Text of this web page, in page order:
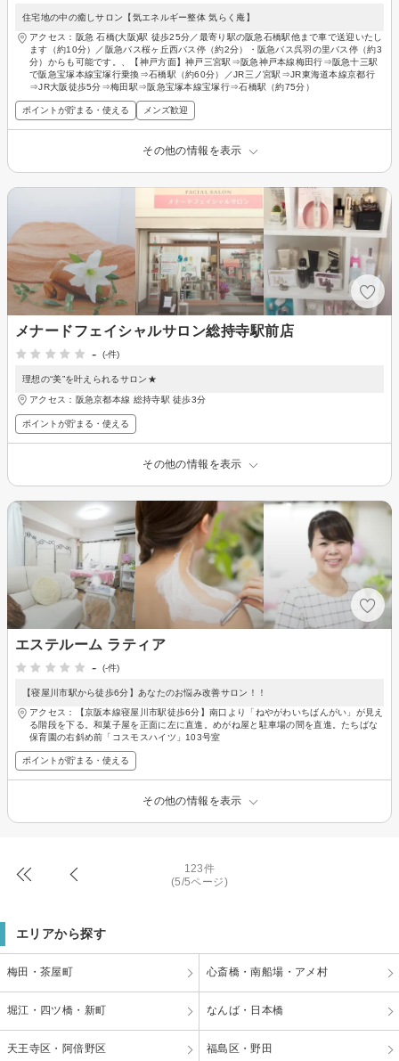
住宅地の中の癒しサロン【気エネルギー整体 気らく庵】
アクセス：阪急 石橋(大阪)駅 徒歩25分／最寄り駅の阪急石橋駅他まで車で送迎いたし
ます（約10分）／阪急バス桜ヶ丘西バス停（約2分）・阪急バス呉羽の里バス停（約3
分）からも可能です。、【神戸方面】神戸三宮駅⇒阪急神戸本線梅田行⇒阪急十三駅
で阪急宝塚本線宝塚行乗換⇒石橋駅（約60分）／JR三ノ宮駅⇒JR東海道本線京都行
⇒JR大阪徒歩5分⇒梅田駅⇒阪急宝塚本線宝塚行⇒石橋駅（約75分）
ポイントが貯まる・使える メンズ歓迎
その他の情報を表示
メナードフェイシャルサロン総持寺駅前店
-
(-件)
理想の“美”を叶えられるサロン★
アクセス：阪急京都本線 総持寺駅 徒歩3分
ポイントが貯まる・使える
その他の情報を表示
エステルーム ラティア
-
(-件)
【寝屋川市駅から徒歩6分】あなたのお悩み改善サロン！！
アクセス：【京阪本線寝屋川市駅徒歩6分】南口より「ねやがわいちばんがい」が見え
る階段を下る。和菓子屋を正面に左に直進。めがね屋と駐車場の間を直進。たちばな
保育園の右斜め前「コスモスハイツ」103号室
ポイントが貯まる・使える
その他の情報を表示
123件
(5/5ページ)
エリアから探す
梅田・茶屋町 心斎橋・南船場・アメ村
堀江・四ツ橋・新町 なんば・日本橋
天王寺区・阿倍野区 福島区・野田